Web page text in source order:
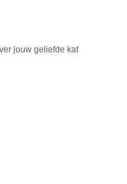
jouw geliefde kat